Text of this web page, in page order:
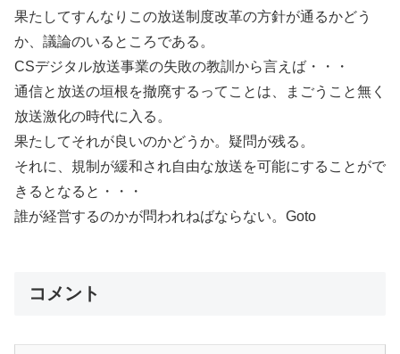
果たしてすんなりこの放送制度改革の方針が通るかどう
か、議論のいるところである。
CSデジタル放送事業の失敗の教訓から言えば・・・
通信と放送の垣根を撤廃するってことは、まごうこと無く
放送激化の時代に入る。
果たしてそれが良いのかどうか。疑問が残る。
それに、規制が緩和され自由な放送を可能にすることがで
きるとなると・・・
誰が経営するのかが問われねばならない。Goto
コメント